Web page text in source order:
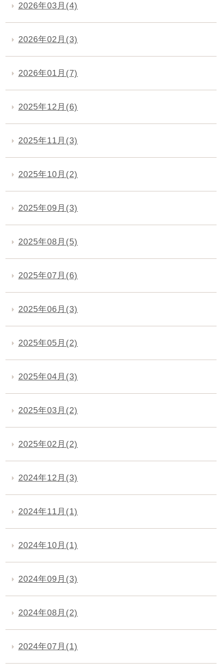
2026年03月(4)
2026年02月(3)
2026年01月(7)
2025年12月(6)
2025年11月(3)
2025年10月(2)
2025年09月(3)
2025年08月(5)
2025年07月(6)
2025年06月(3)
2025年05月(2)
2025年04月(3)
2025年03月(2)
2025年02月(2)
2024年12月(3)
2024年11月(1)
2024年10月(1)
2024年09月(3)
2024年08月(2)
2024年07月(1)